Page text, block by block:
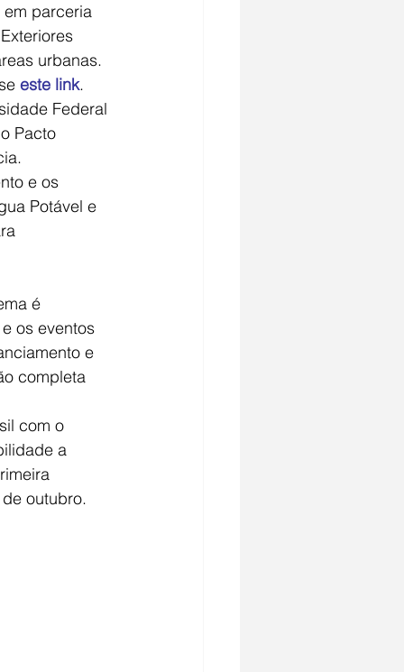
em parceria
urbanas.
este link.
Federal
Pacto
e os
Potável e
é
os eventos
e
completa
com o
a
outubro.